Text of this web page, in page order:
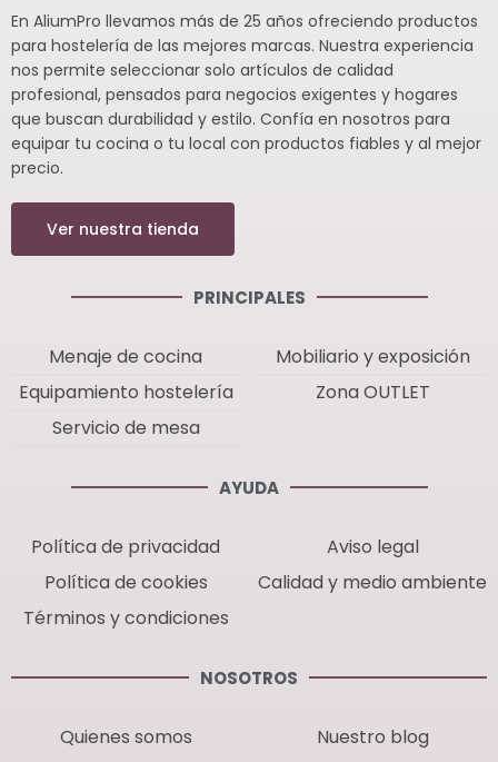
En AliumPro llevamos más de 25 años ofreciendo productos
para hostelería de las mejores marcas. Nuestra experiencia
nos permite seleccionar solo artículos de calidad
profesional, pensados para negocios exigentes y hogares
que buscan durabilidad y estilo. Confía en nosotros para
equipar tu cocina o tu local con productos fiables y al mejor
precio.
Ver nuestra tienda
PRINCIPALES
Menaje de cocina
Equipamiento hostelería
Servicio de mesa
Mobiliario y exposición
Zona OUTLET
AYUDA
Política de privacidad
Política de cookies
Términos y condiciones
Aviso legal
Calidad y medio ambiente
NOSOTROS
Quienes somos
Nuestro blog